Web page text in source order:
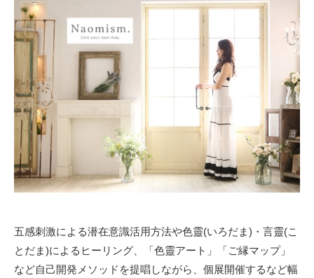
五感刺激による潜在意識活用方法や色靈(いろだま)・言靈(こ
とだま)によるヒーリング、「色靈アート」「ご縁マップ」
など自己開発メソッドを提唱しながら、個展開催するなど幅